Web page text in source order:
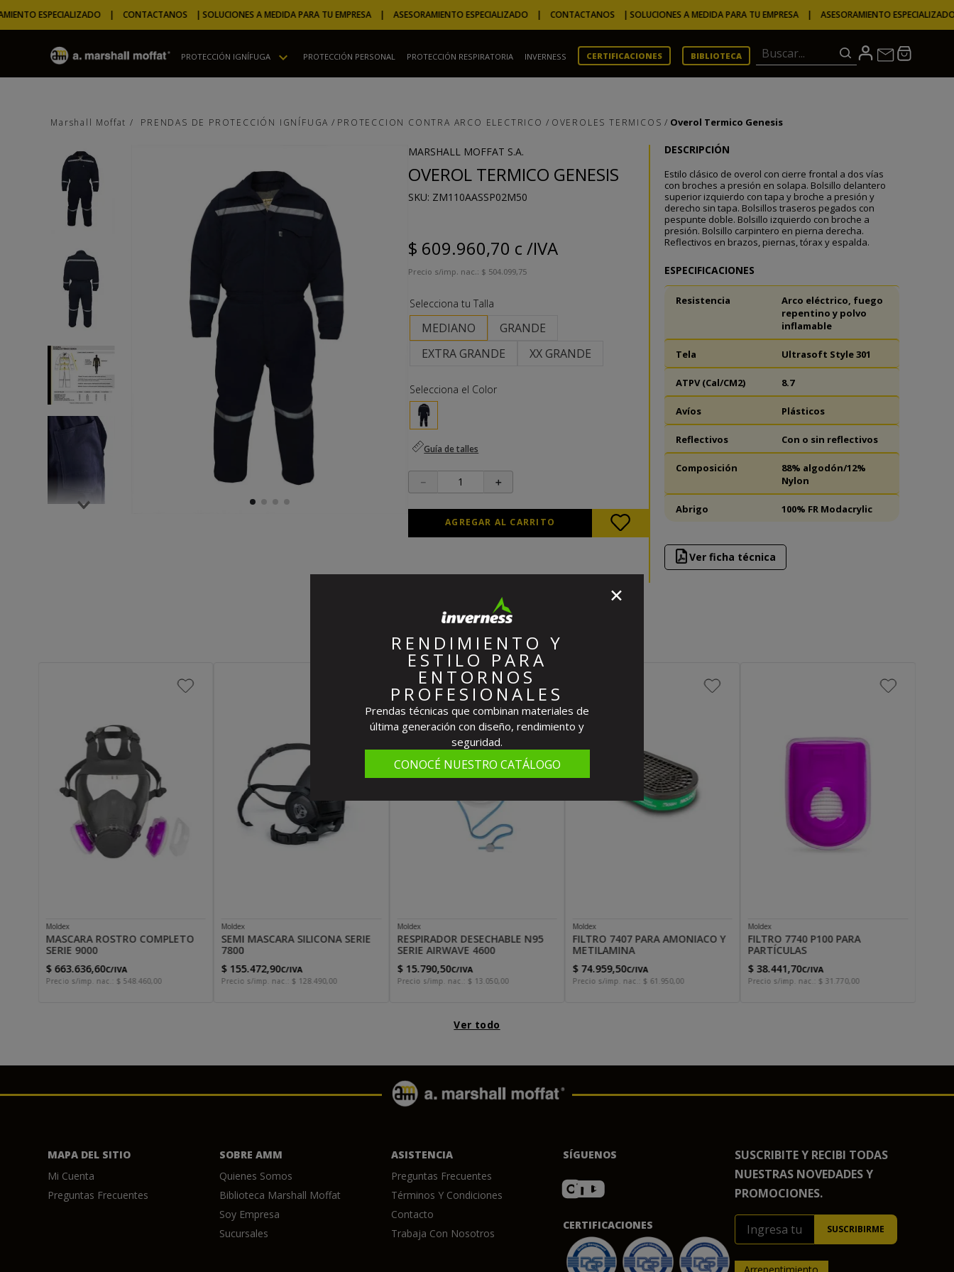
ESPECIALIZADO | CONTACTANOS |SOLUCIONES A MEDIDA PARA TU EMPRESA | ASESORAMIENTO ESPECIALIZADO | CONTACTANOS |SOLUCIONES A MEDIDA PARA TU EMPRESA | ASESORAMIENTO
PROTECCIÓN IGNÍFUGA PROTECCIÓN PERSONAL PROTECCIÓN RESPIRATORIA INVERNESS CERTIFICACIONES BIBLIOTECA Buscar...
PRENDAS DE PROTECCIÓN IGNÍFUGA PROTECCION CONTRA ARCO ELECTRICO OVEROLES TERMICOS Overol Termico Genesis
MARSHALL MOFFAT S.A.
OVEROL TERMICO GENESIS
: ZM110AASSP02M50
$ 609.960,70 c /IVA
Precio s/imp. nac.: $ 504.099,75
MEDIANO
GRANDE
EXTRA GRANDE
XX GRANDE
Guía de talles
＋
－
AGREGAR AL CARRITO
DESCRIPCIÓN
Estilo clásico de overol con cierre frontal a dos vías
con broches a presión en solapa. Bolsillo delantero
superior izquierdo con tapa y broche a presión y
derecho sin tapa. Bolsillos traseros pegados con
pespunte doble. Bolsillo izquierdo con broche a
presión. Bolsillo carpintero en pierna derecha.
Reflectivos en brazos, piernas, tórax y espalda.
ESPECIFICACIONES
Resistencia
Arco eléctrico, fuego
repentino y polvo
inflamable
Tela Ultrasoft Style 301
ATPV (Cal/CM2) 8.7
Avíos Plásticos
Reflectivos Con o sin reflectivos
Composición
88% algodón/12%
Nylon
Abrigo 100% FR Modacrylic
Destacados Del Mes
Moldex
MASCARA ROSTRO COMPLETO
SERIE 9000
$ 663.636,60C/IVA
Precio s/imp. nac.: $ 548. 460, 00
Moldex
SEMI MASCARA SILICONA SERIE
7800
$ 155.472,90C/IVA
Precio s/imp. nac.: $ 128. 490, 00
Moldex
RESPIRADOR DESECHABLE N95
SERIE AIRWAVE 4600
$ 15.790,50C/IVA
Precio s/imp. nac.: $ 13 050, 00
Moldex
FILTRO 7407 PARA AMONIACO Y
METILAMINA
$ 74.959,50C/IVA
Precio s/imp. nac.: $ 61 950, 00
Moldex
FILTRO 7740 P100 PARA
PARTÍCULAS
$ 38.441,70C/IVA
Precio s/imp. nac.: $ 31 770, 00
Ver todo
MAPA DEL SITIO
Mi Cuenta
Preguntas Frecuentes
SOBRE AMM
Quienes Somos
Biblioteca Marshall Moffat
Soy Empresa
Sucursales
ASISTENCIA
Preguntas Frecuentes
Términos Y Condiciones
Contacto
Trabaja Con Nosotros
SÍGUENOS
CERTIFICACIONES
SUSCRIBITE Y RECIBI TODAS
NUESTRAS NOVEDADES Y
PROMOCIONES.
✕
RENDIMIENTO Y
ESTILO PARA
ENTORNOS
PROFESIONALES
Prendas técnicas que combinan materiales de
última generación con diseño, rendimiento y
seguridad.
CONOCÉ NUESTRO CATÁLOGO
TÉRMINOS MÁS BUSCADOS
2.
m
overol
guantes
gorro
ignífugo
campera
epitecnica
buzo